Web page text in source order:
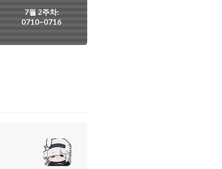
7월 2주차:
0710~0716